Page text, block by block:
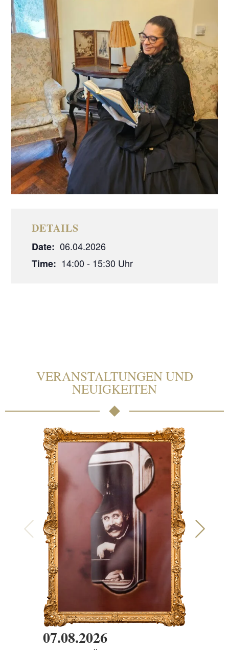
DETAILS
Date: 06.04.2026
Time: 14:00 - 15:30
VERANSTALTUNGEN UND
NEUIGKEITEN
07.08.2026